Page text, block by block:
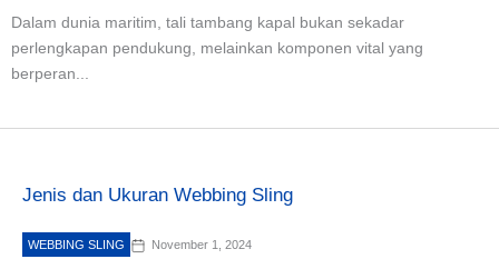
Dalam dunia maritim, tali tambang kapal bukan sekadar
perlengkapan pendukung, melainkan komponen vital yang
berperan...
Jenis dan Ukuran Webbing Sling
WEBBING SLING November 1, 2024